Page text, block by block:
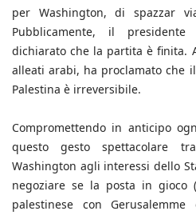
per Washington, di spazzar
Pubblicamente, il
dichiarato che la partita è finita.
alleati arabi, ha proclamato che
Palestina è irreversibile.
Compromettendo in anticipo
questo gesto spettacolare
Washington agli interessi dello
negoziare se la posta in gioco
palestinese con